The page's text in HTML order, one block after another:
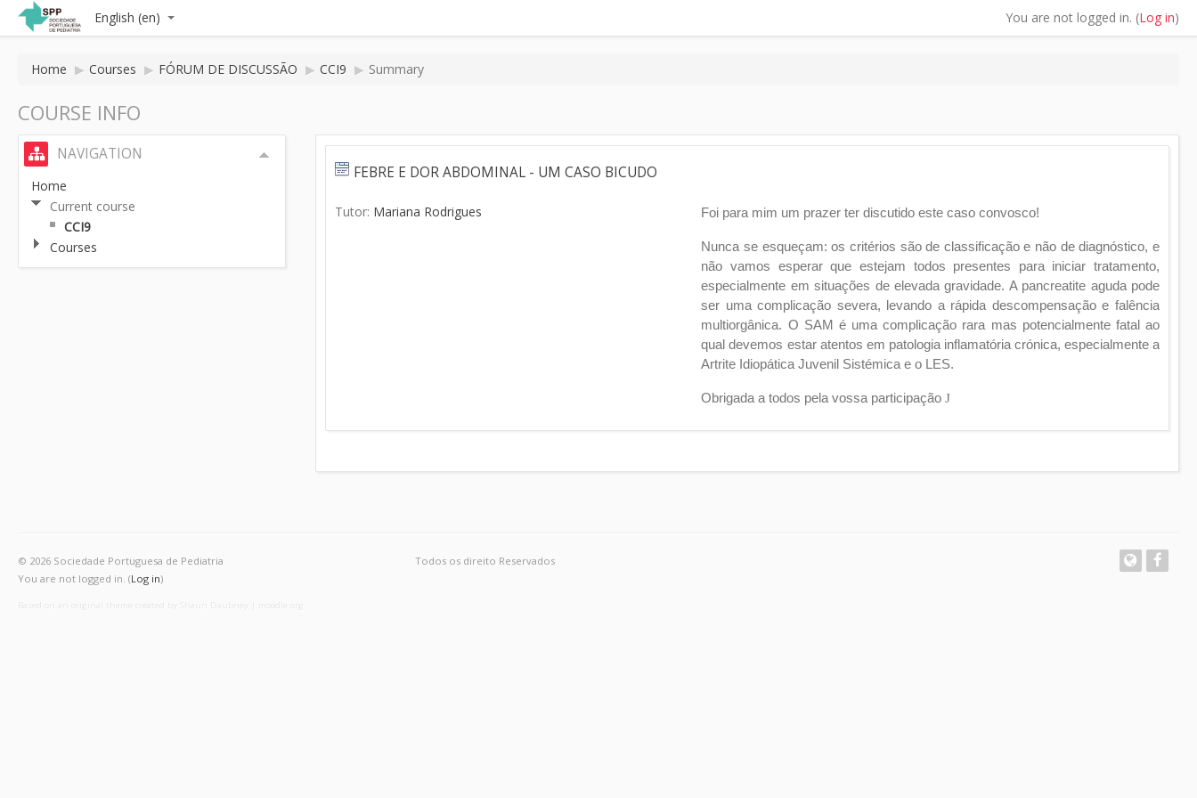
You are not logged in. (Log in)
English (en)
Home ▶ Courses ▶ FÓRUM DE DISCUSSÃO ▶ CCI9 ▶ Summary
COURSE INFO
FEBRE E DOR ABDOMINAL - UM CASO BICUDO
Foi para mim um prazer ter discutido este caso convosco!
Nunca se esqueçam: os critérios são de classificação e não de diagnóstico, e
não vamos esperar que estejam todos presentes para iniciar tratamento,
especialmente em situações de elevada gravidade. A pancreatite aguda pode
ser uma complicação severa, levando a rápida descompensação e falência
multiorgânica. O SAM é uma complicação rara mas potencialmente fatal ao
qual devemos estar atentos em patologia inflamatória crónica, especialmente a
Artrite Idiopática Juvenil Sistémica e o LES.
Obrigada a todos pela vossa participaçãoJ
Tutor: Mariana Rodrigues
NAVIGATION
Home
Current course
CCI9
Courses
© 2026 Sociedade Portuguesa de Pediatria
You are not logged in. (Log in)
Todos os direito Reservados